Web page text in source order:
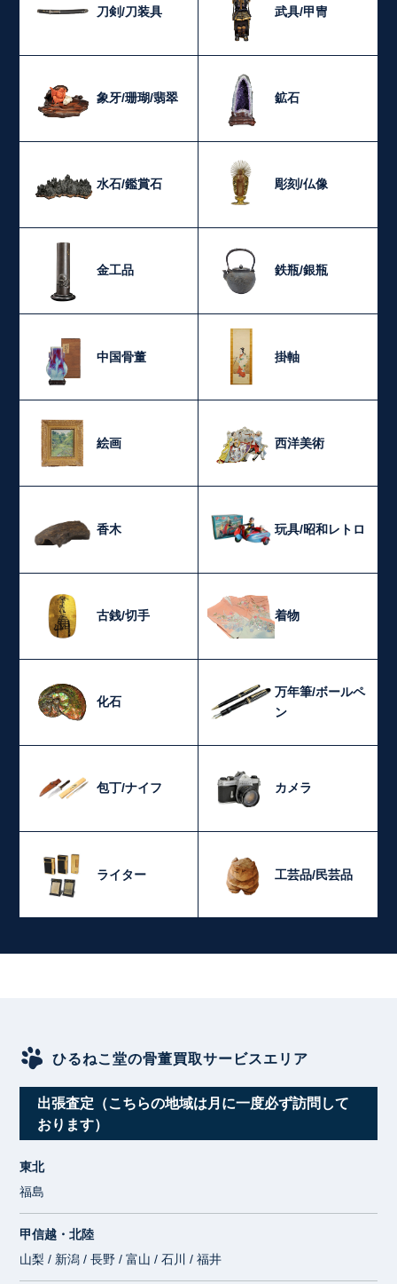
刀剣/刀装具 武具/甲冑
象牙/珊瑚/翡翠 鉱石
水石/鑑賞石 彫刻/仏像
金工品 鉄瓶/銀瓶
中国骨董 掛軸
絵画 西洋美術
香木 玩具/昭和レトロ
古銭/切手 着物
化石
万年筆/ボールペ
ン
包丁/ナイフ カメラ
ライター 工芸品/民芸品
ひるねこ堂の骨董買取サービスエリア
出張査定（こちらの地域は月に一度必ず訪問して
おります）
東北
福島
甲信越・北陸
山梨 / 新潟 / 長野 / 富山 / 石川 / 福井